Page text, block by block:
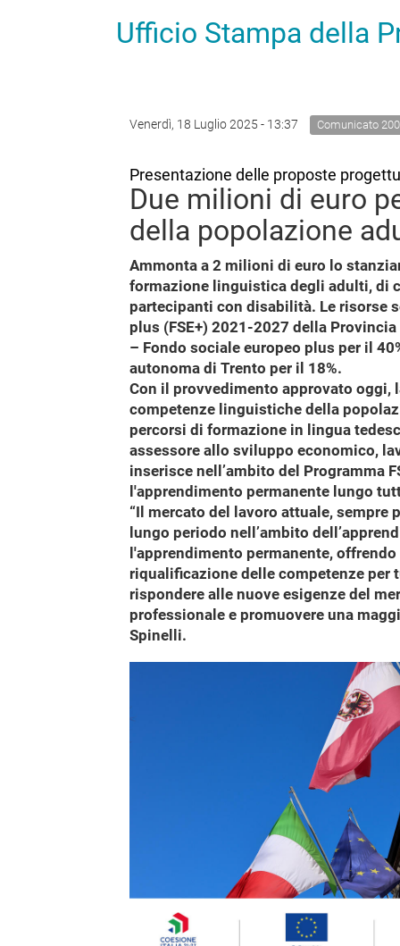
Ufficio Stampa della
Venerdì, 18 Luglio 2025 - 13:37 Comunicato
Presentazione delle proposte
Due milioni di euro
della popolazione
Ammonta a 2 milioni di euro lo
formazione linguistica degli adulti, di
partecipanti con disabilità. Le risorse
plus (FSE+) 2021-2027 della
– Fondo sociale europeo plus per il
autonoma di Trento per il 18%.
Con il provvedimento approvato oggi,
competenze linguistiche della
percorsi di formazione in lingua
assessore allo sviluppo economico,
inserisce nell’ambito del Programma
l'apprendimento permanente lungo
“Il mercato del lavoro attuale,
lungo periodo nell’ambito
l'apprendimento permanente,
riqualificazione delle competenze
rispondere alle nuove esigenze del
professionale e promuovere una
Spinelli.